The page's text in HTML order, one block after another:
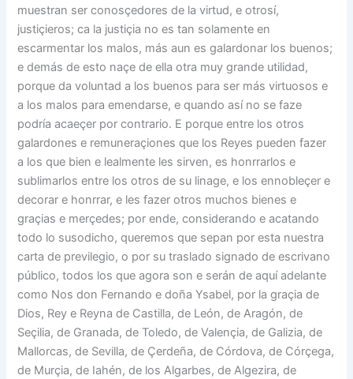
muestran ser conosçedores de la virtud, e otrosí,
justiçieros; ca la justiçia no es tan solamente en
escarmentar los malos, más aun es galardonar los buenos;
e demás de esto naçe de ella otra muy grande utilidad,
porque da voluntad a los buenos para ser más virtuosos e
a los malos para emendarse, e quando así no se faze
podría acaeçer por contrario. E porque entre los otros
galardones e remuneraçiones que los Reyes pueden fazer
a los que bien e lealmente les sirven, es honrrarlos e
sublimarlos entre los otros de su linage, e los ennobleçer e
decorar e honrrar, e les fazer otros muchos bienes e
graçias e merçedes; por ende, considerando e acatando
todo lo susodicho, queremos que sepan por esta nuestra
carta de previlegio, o por su traslado signado de escrivano
público, todos los que agora son e serán de aquí adelante
como Nos don Fernando e doña Ysabel, por la graçia de
Dios, Rey e Reyna de Castilla, de León, de Aragón, de
Seçilia, de Granada, de Toledo, de Valençia, de Galizia, de
Mallorcas, de Sevilla, de Çerdeña, de Córdova, de Córçega,
de Murçia, de Iahén, de los Algarbes, de Algezira, de